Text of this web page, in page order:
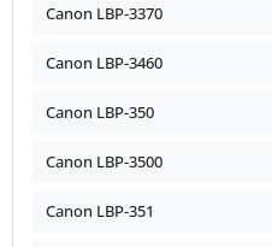
Canon LBP-3370
Canon LBP-3460
Canon LBP-350
Canon LBP-3500
Canon LBP-351